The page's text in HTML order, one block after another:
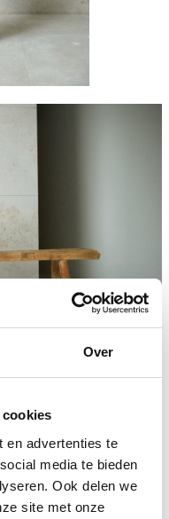
Over
en advertenties te
media te bieden
Ook delen we
site met onze